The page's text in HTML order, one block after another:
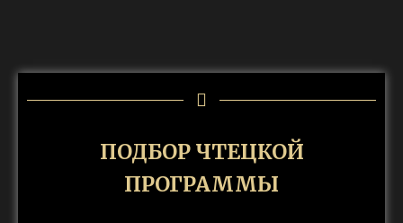
ПОДБОР ЧТЕЦКОЙ
ПРОГРАММЫ